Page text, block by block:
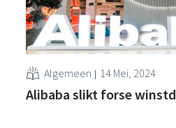
Algemeen 14 Mei, 2024
Alibaba slikt forse